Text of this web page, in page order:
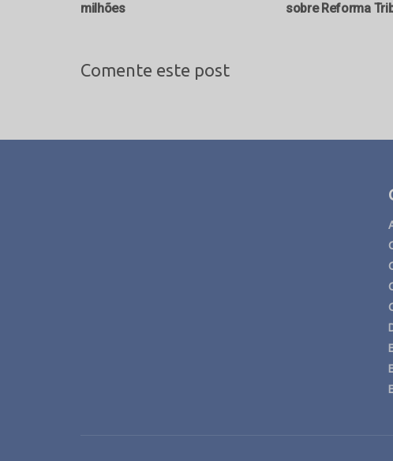
milhões
sobre Reforma
Comente este post